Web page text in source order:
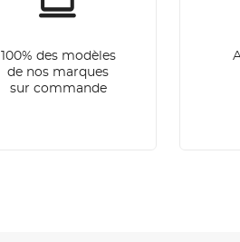
100% des modèles
de nos marques
sur commande